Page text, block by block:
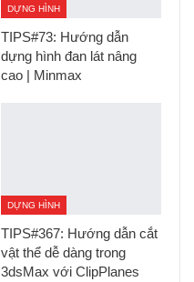
DỰNG HÌNH
TIPS#73: Hướng dẫn
dựng hình đan lát nâng
cao | Minmax
DỰNG HÌNH
TIPS#367: Hướng dẫn cắt
vật thể dễ dàng trong
3dsMax với ClipPlanes